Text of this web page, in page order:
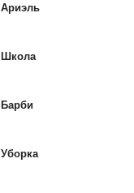
Ариэль
Школа
Барби
Уборка